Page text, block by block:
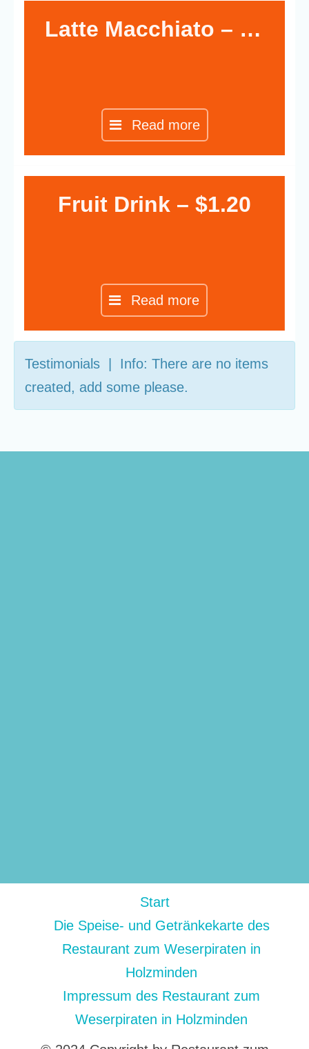
Latte Macchiato – $1.30
Read more
Fruit Drink – $1.20
Read more
Testimonials | Info: There are no items
created, add some please.
Start
Die Speise- und Getränkekarte des
Restaurant zum Weserpiraten in
Holzminden
Impressum des Restaurant zum
Weserpiraten in Holzminden